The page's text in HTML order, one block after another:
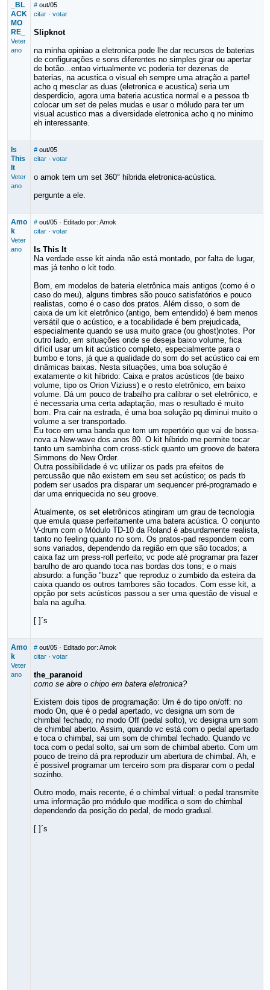
_BL
ACK
MO
RE_
Veter
ano
# out/05
citar· votar
Slipknot
na minha opiniao a eletronica pode lhe dar recursos de baterias
de configurações e sons diferentes no simples girar ou apertar
de botão...entao virtualmente vc poderia ter dezenas de
baterias, na acustica o visual eh sempre uma atração a parte!
acho q mesclar as duas (eletronica e acustica) seria um
desperdicio, agora uma bateria acustica normal e a pessoa tb
colocar um set de peles mudas e usar o móludo para ter um
visual acustico mas a diversidade eletronica acho q no minimo
eh interessante.
Is
This
It
Veter
ano
# out/05
citar· votar
o amok tem um set 360° híbrida eletronica-acústica.
pergunte a ele.
Amo
k
Veter
ano
# out/05· Editado por: Amok
citar· votar
Is This It
Na verdade esse kit ainda não está montado, por falta de lugar,
mas já tenho o kit todo.
Bom, em modelos de bateria eletrônica mais antigos (como é o
caso do meu), alguns timbres são pouco satisfatórios e pouco
realistas, como é o caso dos pratos. Além disso, o som de
caixa de um kit eletrônico (antigo, bem entendido) é bem menos
versátil que o acústico, e a tocabilidade é bem prejudicada,
especialmente quando se usa muito grace (ou ghost)notes. Por
outro lado, em situações onde se deseja baixo volume, fica
difícil usar um kit acústico completo, especialmente para o
bumbo e tons, já que a qualidade do som do set acústico cai em
dinâmicas baixas. Nesta situações, uma boa solução é
exatamente o kit híbrido: Caixa e pratos acústicos (de baixo
volume, tipo os Orion Viziuss) e o resto eletrônico, em baixo
volume. Dá um pouco de trabalho pra calibrar o set eletrônico, e
é necessaria uma certa adaptação, mas o resultado é muito
bom. Pra cair na estrada, é uma boa solução pq diminui muito o
volume a ser transportado.
Eu toco em uma banda que tem um repertório que vai de bossa-
nova a New-wave dos anos 80. O kit híbrido me permite tocar
tanto um sambinha com cross-stick quanto um groove de batera
Simmons do New Order.
Outra possibilidade é vc utilizar os pads pra efeitos de
percussão que não existem em seu set acústico; os pads tb
podem ser usados pra disparar um sequencer pré-programado e
dar uma enriquecida no seu groove.
Atualmente, os set eletrônicos atingiram um grau de tecnologia
que emula quase perfeitamente uma batera acústica. O conjunto
V-drum com o Módulo TD-10 da Roland é absurdamente realista,
tanto no feeling quanto no som. Os pratos-pad respondem com
sons variados, dependendo da região em que são tocados; a
caixa faz um press-roll perfeito; vc pode até programar pra fazer
barulho de aro quando toca nas bordas dos tons; e o mais
absurdo: a função "buzz" que reproduz o zumbido da esteira da
caixa quando os outros tambores são tocados. Com esse kit, a
opção por sets acústicos passou a ser uma questão de visual e
bala na agulha.
[ ]´s
Amo
k
Veter
ano
# out/05· Editado por: Amok
citar· votar
the_paranoid
como se abre o chipo em batera eletronica?
Existem dois tipos de programação: Um é do tipo on/off: no
modo On, que é o pedal apertado, vc designa um som de
chimbal fechado; no modo Off (pedal solto), vc designa um som
de chimbal aberto. Assim, quando vc está com o pedal apertado
e toca o chimbal, sai um som de chimbal fechado. Quando vc
toca com o pedal solto, sai um som de chimbal aberto. Com um
pouco de treino dá pra reproduzir um abertura de chimbal. Ah, e
é possivel programar um terceiro som pra disparar com o pedal
sozinho.
Outro modo, mais recente, é o chimbal virtual: o pedal transmite
uma informação pro módulo que modifica o som do chimbal
dependendo da posição do pedal, de modo gradual.
[ ]´s